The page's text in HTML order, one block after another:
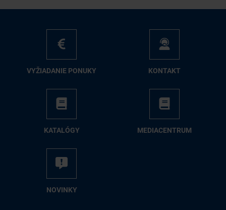
VY­ŽIA­DA­NIE PO­NU­KY KON­TAKT
KA­TA­LÓ­GY ME­DIA­CEN­TRUM
NO­VIN­KY